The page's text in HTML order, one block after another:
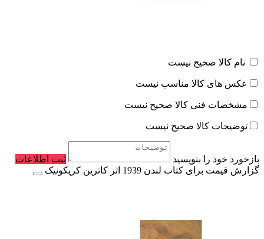
نام کالا صحیح نیست
عکس های کالا مناسب نیست
مشخصات فنی کالا صحیح نیست
توضیحات کالا صحیح نیست
بازخورد خود را بنویسید
ثبت اطلاعات
گزارش قیمت برای کتاب لندن 1939 اثر کاترین کریکونیک